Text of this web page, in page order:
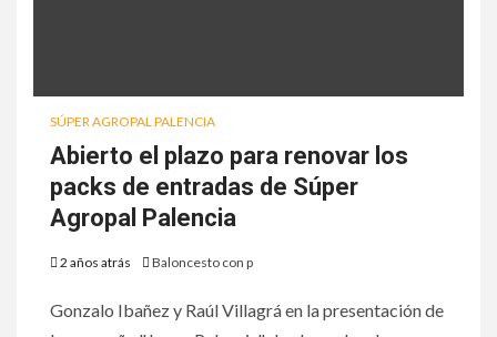
SÚPER AGROPAL PALENCIA
Abierto el plazo para renovar los
packs de entradas de Súper
Agropal Palencia
2 años atrás Baloncesto con p
Gonzalo Ibañez y Raúl Villagrá en la presentación de